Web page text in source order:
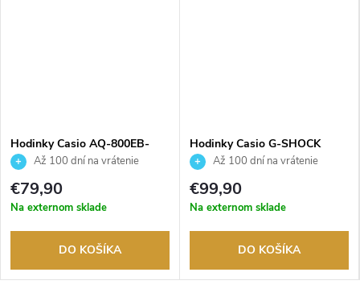
Hodinky Casio AQ-800EB-
2AEFAž 100 dní na vrátenie
tovaru. Autorizovaný predajca.
€79,90
Na externom sklade
DO KOŠÍKA
Hodinky Casio G-SHOCK
DW-5600WW-7ER
Až 100 dní na vrátenie
tovaru. Autorizovaný predajca.
€99,90
Na externom sklade
DO KOŠÍKA